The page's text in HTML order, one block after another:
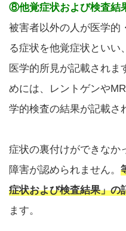
⑧他覚症状および検査結
被害者以外の人が医学的
る症状を他覚症状といい
医学的所見が記載されま
めには、レントゲンや
学的検査の結果が記載さ
症状の裏付けができなか
障害が認められません。
症状および検査結果」の
ます。